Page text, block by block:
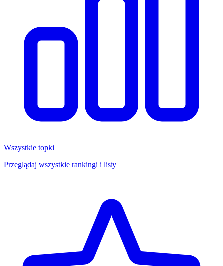
Wszystkie topki
Przeglądaj wszystkie rankingi i listy